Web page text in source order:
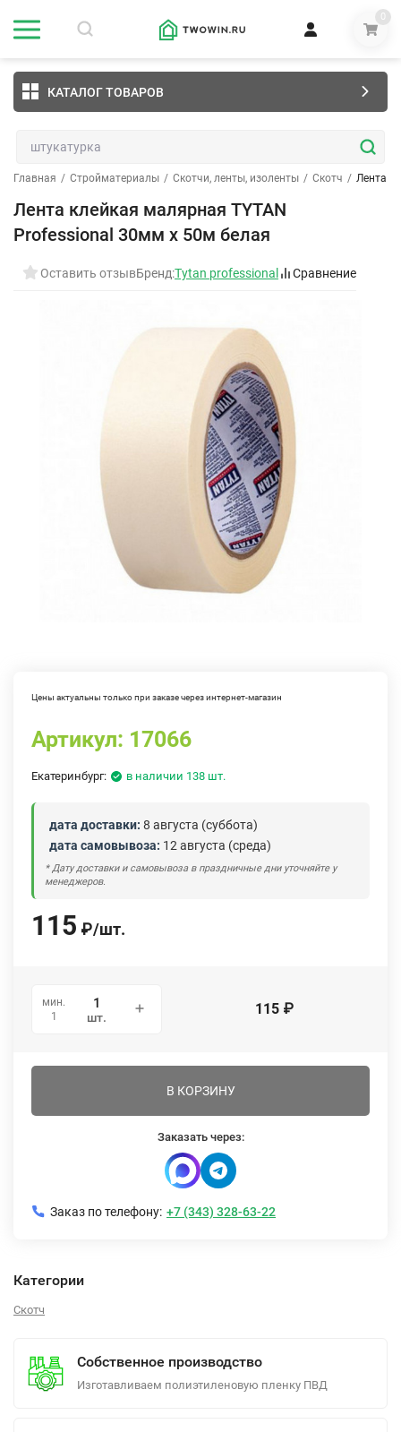
0
КАТАЛОГ ТОВАРОВ
Главная / Стройматериалы / Скотчи, ленты, изоленты / Скотч / Лента
Лента клейкая малярная TYTAN
Professional 30мм x 50м белая
Оставить отзывБренд:Tytan professional Сравнение
Цены актуальны только при заказе через интернет-магазин
Артикул: 17066
Екатеринбург: в наличии 138 шт.
дата доставки: 8 августа (суббота)
дата самовывоза: 12 августа (среда)
* Дату доставки и самовывоза в праздничные дни уточняйте у
менеджеров.
115 ₽/шт.
мин.
1
шт. 115 ₽
В КОРЗИНУ
Заказать через:
Заказ по телефону: +7 (343) 328-63-22
Категории
Скотч
Собственное производство
Изготавливаем полиэтиленовую пленку ПВД